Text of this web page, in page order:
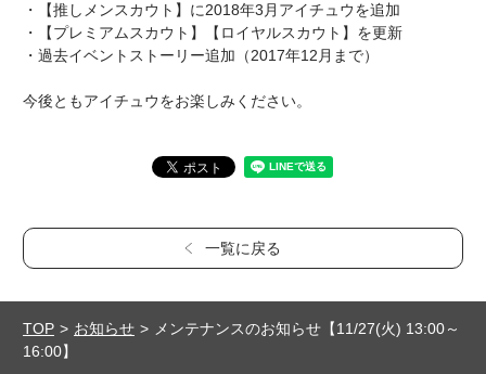
ギャラリー
グッズ・本
ギャラリー
・【推しメンスカウト】に2018年3月アイチュウを追加
・【プレミアムスカウト】【ロイヤルスカウト】を更新
・過去イベントストーリー追加（2017年12月まで）
今後ともアイチュウをお楽しみください。
一覧に戻る
TOP お知らせ
メンテナンスのお知らせ【11/27(火) 13:00～
16:00】